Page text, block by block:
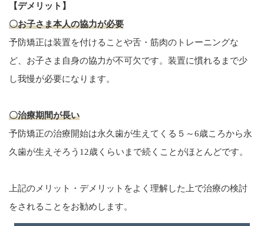
【デメリット】
〇お子さま本人の協力が必要
予防矯正は装置を付けることや舌・筋肉のトレーニングな
ど、お子さま自身の協力が不可欠です。装置に慣れるまで少
し我慢が必要になります。
〇治療期間が長い
予防矯正の治療開始は永久歯が生えてくる５～6歳ころから永
久歯が生えそろう12歳くらいまで続くことがほとんどです。
上記のメリット・デメリットをよく理解した上で治療の検討
をされることをお勧めします。